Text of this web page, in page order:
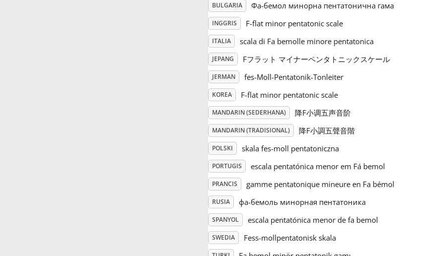
BULGARIA Фа-бемол минорна пентатонична гама
INGGRIS F-flat minor pentatonic scale
ITALIA scala di Fa bemolle minore pentatonica
JEPANG Fフラット マイナーペンタトニックスケール
JERMAN fes-Moll-Pentatonik-Tonleiter
KOREA F-flat minor pentatonic scale
MANDARIN (SEDERHANA) 降F小调五声音阶
MANDARIN (TRADISIONAL) 降F小調五聲音階
POLSKI skala fes-moll pentatoniczna
PORTUGIS escala pentatónica menor em Fá bemol
PRANCIS gamme pentatonique mineure en Fa bémol
RUSIA фа-бемоль минорная пентатоника
SPANYOL escala pentatónica menor de fa bemol
SWEDIA Fess-mollpentatonisk skala